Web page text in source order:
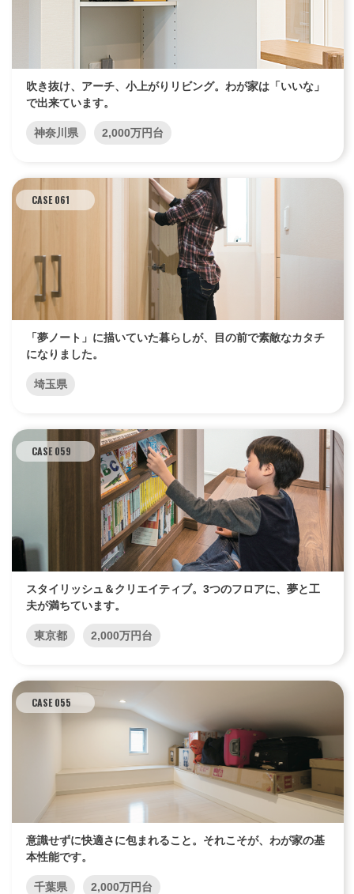
吹き抜け、アーチ、小上がりリビング。わが家は「いいな」
で出来ています。
神奈川県 2,000万円台
CASE 061
「夢ノート」に描いていた暮らしが、目の前で素敵なカタチ
になりました。
埼玉県
CASE 059
スタイリッシュ＆クリエイティブ。3つのフロアに、夢と工
夫が満ちています。
東京都 2,000万円台
CASE 055
意識せずに快適さに包まれること。それこそが、わが家の基
本性能です。
千葉県 2,000万円台